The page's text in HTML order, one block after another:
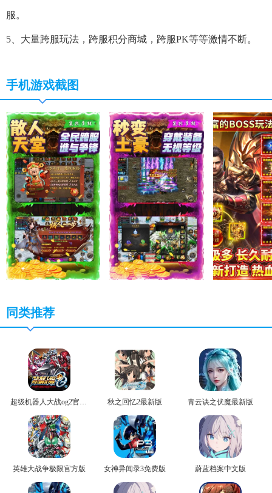
服。
5、大量跨服玩法，跨服积分商城，跨服PK等等激情不断。
手机游戏截图
同类推荐
秋之回忆2最新版 青云诀之伏魔最新版
英雄大战争极限官方版 女神异闻录3免费版 蔚蓝档案中文版